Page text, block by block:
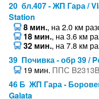
20 бл.407 - ЖП Гара /
Station
8 мин., на 2.0 км
18 мин., на 3.6 км
32 мин., на 7.8 км
39 Почивка - обр 39 /
19 мин. ППС
46 Б ЖП Гара -
Galata